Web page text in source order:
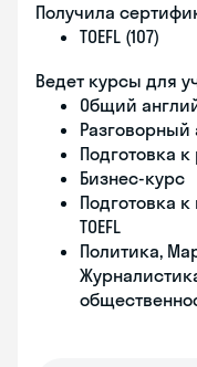
Получила
TOEFL (107)
Ведет курсы для
Общий
Разговорный
Подготовка
Бизнес-курс
Подготовка
TOEFL
Политика,